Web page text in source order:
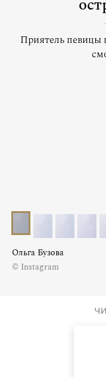
Приятель певицы
Ольга Бузова
© Instagram